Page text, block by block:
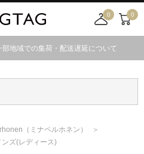
0
舗
カ
ト
0
地域での集荷・配送遅延について
（ミナペルホネン）
ンズ(レディース)